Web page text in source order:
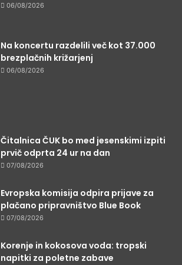
06/08/2026
Na koncertu razdelili več kot 37.000
brezplačnih križarjenj
06/08/2026
Čitalnica ČUK bo med jesenskimi izpiti
prvič odprta 24 ur na dan
07/08/2026
Evropska komisija odpira prijave za
plačano pripravništvo Blue Book
07/08/2026
Korenje in kokosova voda: tropski
napitki za poletne zabave